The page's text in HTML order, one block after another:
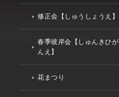
修正会【しゅうしょうえ】
春季彼岸会【しゅんきひが
んえ】
花まつり